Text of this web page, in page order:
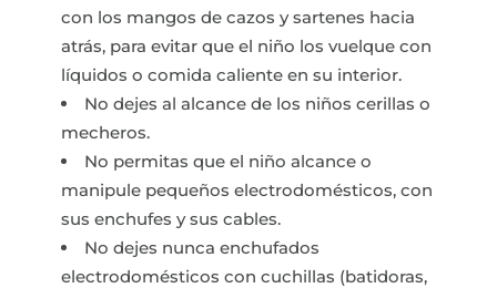
con los mangos de cazos y sartenes hacia
atrás, para evitar que el niño los vuelque con
líquidos o comida caliente en su interior.
No dejes al alcance de los niños cerillas o
mecheros.
No permitas que el niño alcance o
manipule pequeños electrodomésticos, con
sus enchufes y sus cables.
No dejes nunca enchufados
electrodomésticos con cuchillas (batidoras,